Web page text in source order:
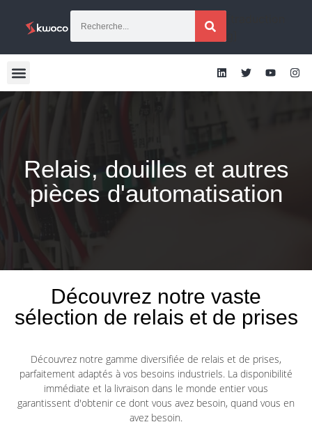
Relais, douilles et autres
pièces d'automatisation
Découvrez notre vaste
sélection de relais et de prises
Découvrez notre gamme diversifiée de relais et de prises,
parfaitement adaptés à vos besoins industriels. La disponibilité
immédiate et la livraison dans le monde entier vous
garantissent d'obtenir ce dont vous avez besoin, quand vous en
avez besoin.